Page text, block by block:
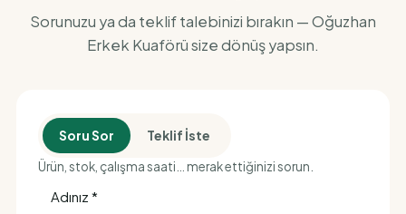
Sorunuzu ya da teklif talebinizi bırakın — Oğuzhan
Erkek Kuaförü size dönüş yapsın.
Soru Sor Teklif İste
Ürün, stok, çalışma saati… merak ettiğinizi sorun.